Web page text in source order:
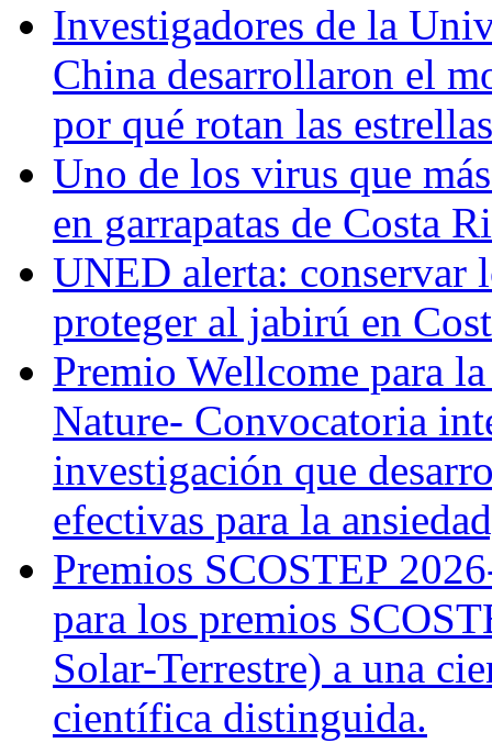
Investigadores de la
China desarrollaron el
por qué rotan las
Uno de los virus que
en garrapatas de Costa
UNED alerta: conservar
proteger al jabirú en
Premio Wellcome para
Nature- Convocatoria
investigación que
efectivas para la
Premios SCOSTEP
para los premios
Solar-Terrestre) a una
científica distinguida.